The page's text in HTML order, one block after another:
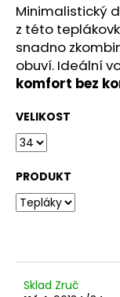
Minimalistický
z této
snadno
obuví. Ideální
komfort bez
VELIKOST
PRODUKT
Sklad Zruč
ZAVINOVACÍ
SUKNĚ
MIDI
BLACK
S
KAPSAMI
099